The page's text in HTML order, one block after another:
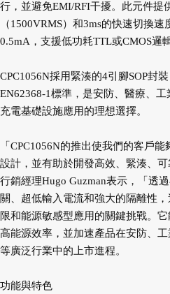
行，並避免EMI/RFI干擾。此元件提
（1500VRMS）和3ms的快速切換
0.5mA，支援低功耗TTL或CMOS邏
CPC1056N採用緊湊的4引腳SOP封
EN62368-1標準，是安防、醫療、
充電基礎設施應用的理想選擇。
「CPC1056N的推出使我們的客戶
設計，並有助於開發高效、緊湊、
行銷經理Hugo Guzman表示，「透
關、超低輸入電流和強大的隔離性
限和能源敏感型應用的關鍵挑戰。
高能源效率，並加速產品在安防、
等廣泛行業中的上市進程。
功能與特色